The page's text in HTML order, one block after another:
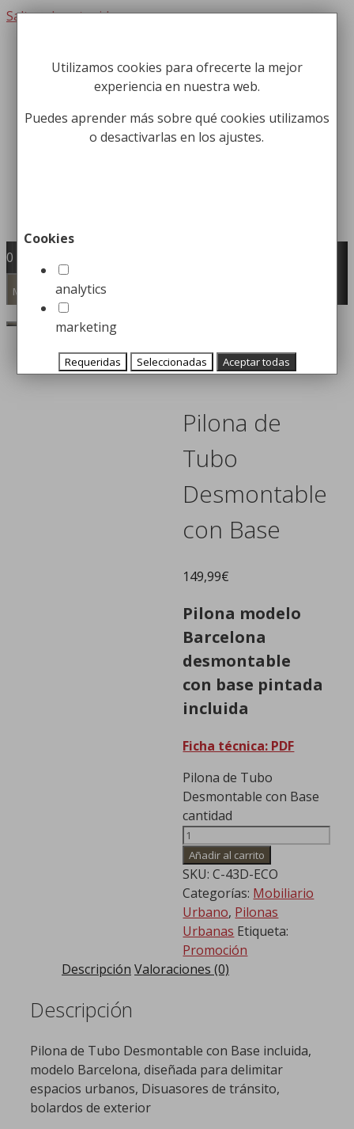
Saltar al contenido
Fabricación y comercialización de
equipamiento para la higiene industrial
Búsqueda de productos
0
Menú
Inicio/Mobiliario Urbano
Urbanas/ Pilona de Tubo Desmontable con Base
Pilona de
Tubo
Desmontable
con Base
149,99€
Pilona modelo
Barcelona
desmontable
con base pintada
incluida
Ficha técnica: PDF
Pilona de Tubo
Desmontable con Base
cantidad
Añadir al carrito
SKU:C-43D-ECO
Categorías: Mobiliario
Urbano, Pilonas
Urbanas Etiqueta:
Promoción
Descripción Valoraciones (0)
Descripción
Pilona de Tubo Desmontable con Base incluida,
modelo Barcelona, diseñada para delimitar
espacios urbanos, Disuasores de tránsito,
bolardos de exterior
Utilizamos cookies para ofrecerte la mejor
experiencia en nuestra web.
Puedes aprender más sobre qué cookies utilizamos
o desactivarlas en los ajustes.
Cookies
analytics
marketing
Requeridas Seleccionadas Aceptar todas